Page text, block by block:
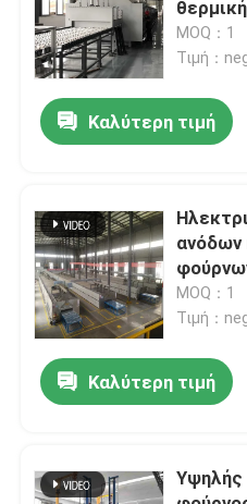
Περίπου εμείς
Γύρος εργοστασίων
Ποιοτικός έλεγχος
Ειδήσεις
Περιπτώσεις
Ζητήστε ένα απόσπασμα
Φούρνος ώθησης
ανόδων
MOQ：1
Τιμή：
Καλύτερη τιμή
ανόδων
MOQ：1
Τιμή：
Καλύτερη τιμή
Υψηλής